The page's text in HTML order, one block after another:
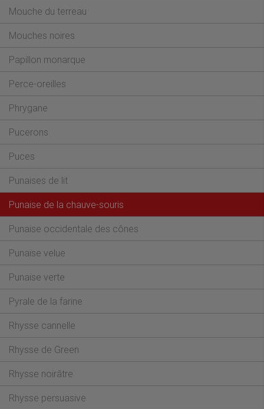
Mouche du terreau
Mouches noires
Papillon monarque
Perce-oreilles
Phrygane
Pucerons
Puces
Punaises de lit
–
Punaise de la chauve-souris
Punaise occidentale des cônes
Punaise velue
Punaise verte
Pyrale de la farine
Rhysse cannelle
Rhysse de Green
Rhysse noirâtre
Rhysse persuasive